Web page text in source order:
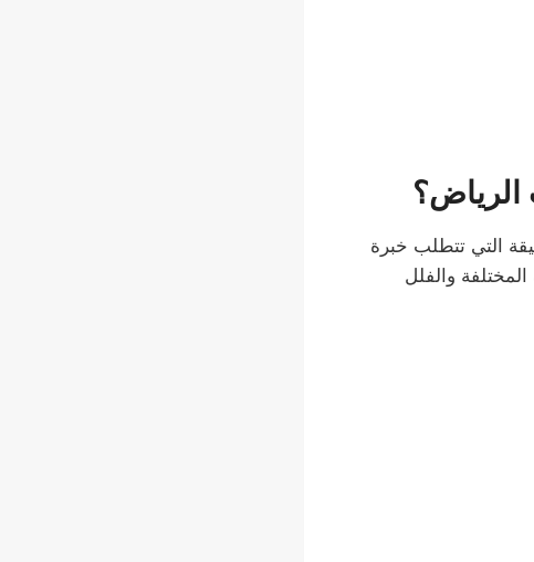
التي تتطلب خبرة
والفلل